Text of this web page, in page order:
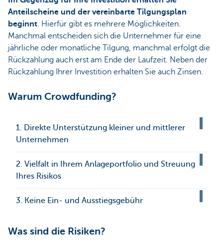
Anteilscheine und der vereinbarte Tilgungsplan
beginnt . Hierfür gibt es mehrere Möglichkeiten.
Manchmal entscheiden sich die Unternehmer für eine
jährliche oder monatliche Tilgung, manchmal erfolgt die
Rückzahlung auch erst am Ende der Laufzeit. Neben der
Rückzahlung Ihrer Investition erhalten Sie auch Zinsen.
Warum Crowdfunding?
1. Direkte Unterstützung kleiner und mittlerer
Unternehmen
2. Vielfalt in Ihrem Anlageportfolio und Streuung
Ihres Risikos
3. Keine Ein- und Ausstiegsgebühr
Was sind die Risiken?